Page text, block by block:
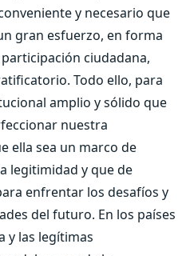
y necesario que
gran esfuerzo, en forma
ciudadana,
Todo ello, para
amplio y sólido que
nuestra
ella sea un marco de
legitimidad y que de
enfrentar los desafíos y
del futuro. En los países
y las legítimas